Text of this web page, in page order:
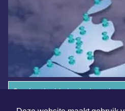
Overige dagbladen in de regio